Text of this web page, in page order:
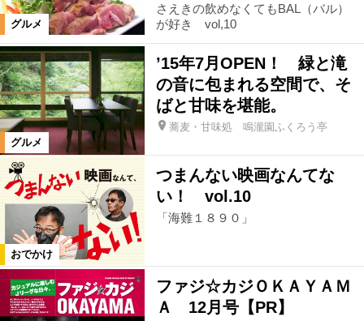
グルメ
さえきの飲めなくてもBAL（バル）
が好き vol,10
グルメ
’15年7月OPEN！ 緑と滝
の音に包まれる空間で、そ
ばと甘味を堪能。
蕎麦・甘味処 鳴瀧園ふくろう亭
おでかけ
つまんない映画なんてな
い！ vol.10
「海難１８９０」
ファジ☆カジＯＫＡＹＡＭ
Ａ 12月号【PR】